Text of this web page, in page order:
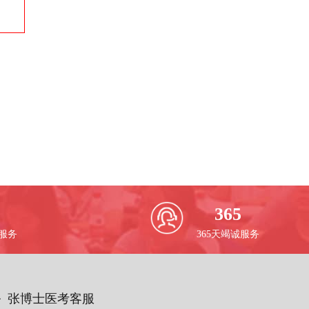
务
365
365天竭诚服务
张博士医考客服